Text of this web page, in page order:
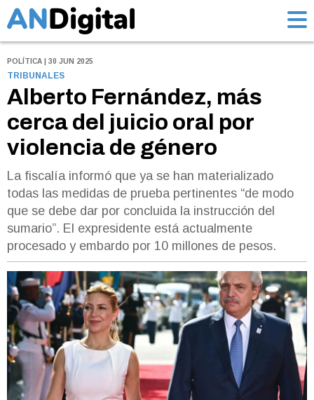
POLÍTICA | 30 JUN 2025
TRIBUNALES
Alberto Fernández, más
cerca del juicio oral por
violencia de género
La fiscalía informó que ya se han materializado
todas las medidas de prueba pertinentes “de modo
que se debe dar por concluida la instrucción del
sumario”. El expresidente está actualmente
procesado y embardo por 10 millones de pesos.